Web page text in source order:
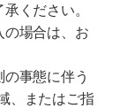
ください。
場合は、お
事態に伴う
、またはご指